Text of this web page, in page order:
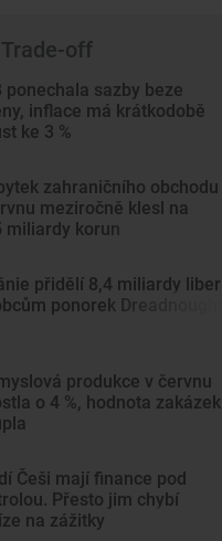
off
ponechala sazby beze
inflace má krátkodobě
ke 3 %
zahraničního obchodu
meziročně klesl na
miliardy korun
přidělí 8,4 miliardy liber
ponorek Dreadnought
produkce v červnu
o 4 %, hodnota zakázek
Češi mají finance pod
Přesto jim chybí
na zážitky